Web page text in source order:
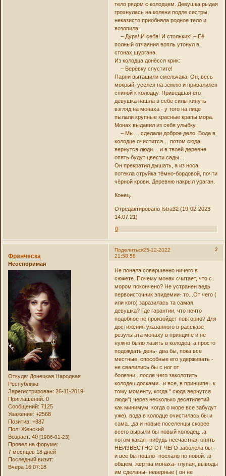
тело рядом с колодцем. Девушка рыдая
грохнулась на колени подле сестры,
неказисто приобняла родное тело и
возопила:
– Дура! И себя! И стольких! – Её
полный отчаяния вопль утонул в
стонах шургана.
Из колодца донёсся крик:
– Верёвку спустите!
Парни вытащили смельчака. Он, весь
мокрый, уселся на землю и привалился
спиной к колодцу. Приведшая его
девушка нашла в себе силы кинуть
взгляд на монаха - у того на лице
пылали крупные красные крапы мора.
Монах выдавил из себя улыбку.
– Мы… сделали доброе дело. Вода в
колодце очистится… потом сюда
вернутся люди… и в твоей деревне
опять будут цвести сады…
Он прекратил дышать, а из носа
потекла струйка тёмно-бордовой, почти
чёрной крови. Деревню накрыл ураган.
Конец.
Отредактировано Istra32 (19-02-2023
14:07:21)
0
Поделиться 2
25-12-2022
21:58:58
Франческа
Неоспоримая
Откуда: Донецкая Народная
Республика
Зарегистрирован: 26-11-2019
Приглашений: 0
Сообщений: 7125
Уважение: +2568
Позитив: +887
Пол: Женский
Возраст: 40[1986-01-23]
Провел на форуме:
7 месяцев 18 дней
Последний визит:
Вчера 16:07:18
Не поняла совершенно ничего в
сюжете. Почему монах считает, что с
мором покончено? Не устранен ведь
первоисточник эпидемии- то...От чего (
или кого) заразилась та самая
девушка? Где гарантии, что нечто
подобное не произойдет повторно? Для
достижения указанного в рассказе
результата монаху в принципе и не
нужно было лазить в колодец, а просто
подождать день- два бы, пока все
местные, способные его удерживать -
не свалились бы с ног от
болезни...после чего заколотить
колодец досками...и все, в принципе...к
тому моменту, когда " сюда вернутся
люди"( через несколько десятилетий
как минимум, когда о море все забудут
уже), вода в колодце очистилась бы и
сама...да и новые поселенцы скорее
всего вырыли бы новый колодец...а
потом какая- нибудь несчастная опять
НЕИЗВЕСТНО ОТ ЧЕГО заболела бы -
и все бы пошло- поехало по новой...в
общем, жертва монаха- глупая, выводы
им сделаны- неверные ( он не